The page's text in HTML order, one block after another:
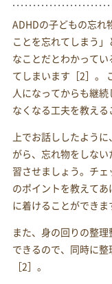
ADHDの子どもの忘れ
ことを忘れてしまう
なことだとわかって
てしまいます［2］。
人になってからも継
なくなる工夫を教える
上でお話ししたよう
がら、忘れ物をしな
習させましょう。チ
のポイントを教えて
に着けることができま
また、身の回りの整
できるので、同時に
［2］。